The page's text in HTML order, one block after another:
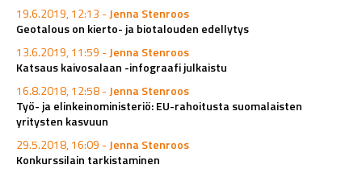
19.6.2019, 12:13 -Jenna Stenroos
Geotalous on kierto- ja biotalouden edellytys
13.6.2019, 11:59 -Jenna Stenroos
Katsaus kaivosalaan -infograafi julkaistu
16.8.2018, 12:58 -Jenna Stenroos
Työ- ja elinkeinoministeriö: EU-rahoitusta suomalaisten
yritysten kasvuun
29.5.2018, 16:09 -Jenna Stenroos
Konkurssilain tarkistaminen